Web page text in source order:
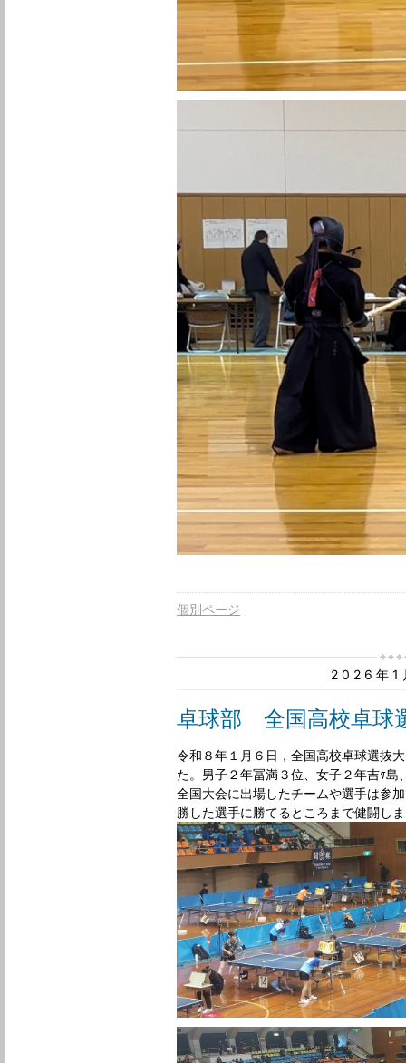
個別ページ
2026年1
卓球部 全国高校卓球
令和８年１月６日，全国高校卓球選抜
た。男子２年冨満３位、女子２年吉ｹ島
全国大会に出場したチームや選手は参
勝した選手に勝てるところまで健闘し